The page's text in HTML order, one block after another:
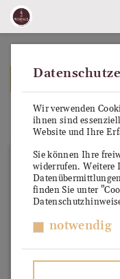
ZURÜCK ZUR
Bolgheri
Wir verwenden
ihnen sind
Website und Ihre
Sie können Ihre
widerrufen. Weitere
finden Sie unter
notwendig